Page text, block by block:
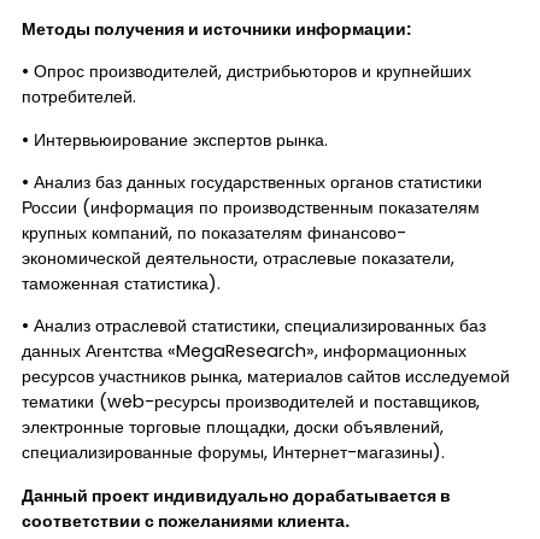
Методы получения и источники информации:
• Опрос производителей, дистрибьюторов и крупнейших
потребителей.
• Интервьюирование экспертов рынка.
• Анализ баз данных государственных органов статистики
России (информация по производственным показателям
крупных компаний, по показателям финансово-
экономической деятельности, отраслевые показатели,
таможенная статистика).
• Анализ отраслевой статистики, специализированных баз
данных Агентства «MegaResearch», информационных
ресурсов участников рынка, материалов сайтов исследуемой
тематики (web-ресурсы производителей и поставщиков,
электронные торговые площадки, доски объявлений,
специализированные форумы, Интернет-магазины).
Данный проект индивидуально дорабатывается в
соответствии с пожеланиями клиента.